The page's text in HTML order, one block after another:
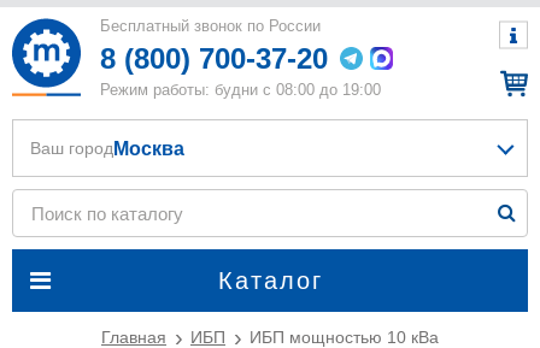
Бесплатный звонок по России
8 (800) 700-37-20
Режим работы: будни с 08:00 до 19:00
Каталог
Ваш город Москва
Главная ИБП ИБП мощностью 10 кВа